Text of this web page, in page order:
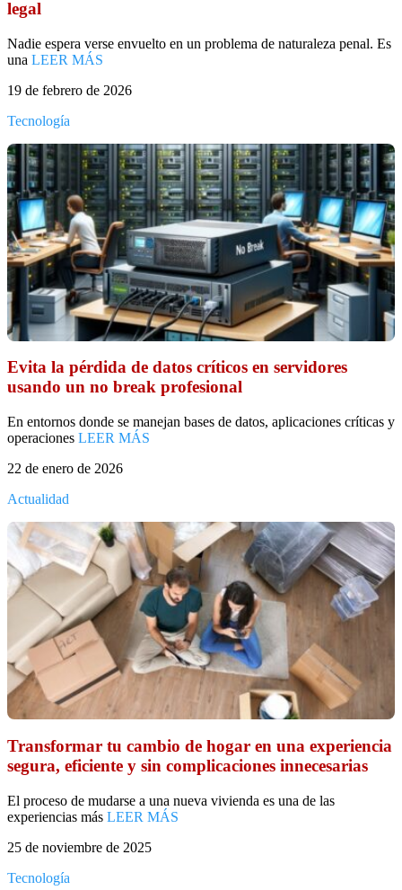
legal
Nadie espera verse envuelto en un problema de naturaleza penal. Es
una LEER MÁS
19 de febrero de 2026
Tecnología
Evita la pérdida de datos críticos en servidores
usando un no break profesional
En entornos donde se manejan bases de datos, aplicaciones críticas y
operaciones LEER MÁS
22 de enero de 2026
Actualidad
Transformar tu cambio de hogar en una experiencia
segura, eficiente y sin complicaciones innecesarias
El proceso de mudarse a una nueva vivienda es una de las
experiencias más LEER MÁS
25 de noviembre de 2025
Tecnología